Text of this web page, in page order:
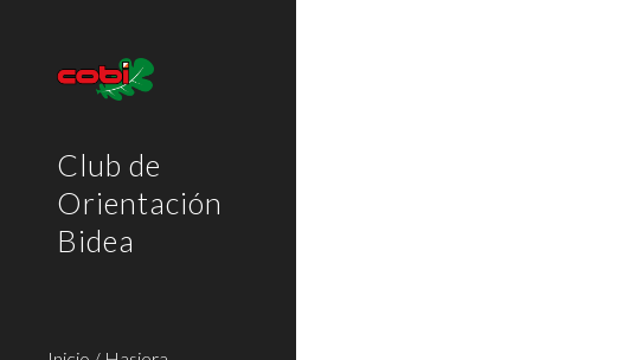
Club de
Orientación
Bidea